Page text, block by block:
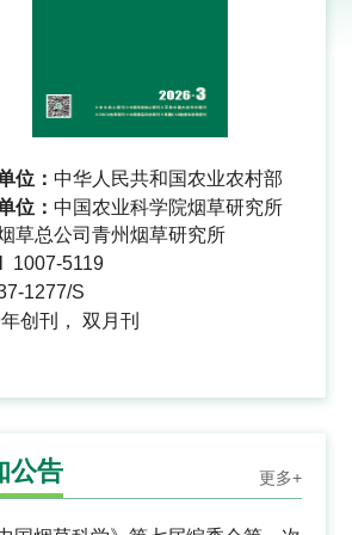
位： 中华人民共和国农业农村部
位： 中国农业科学院烟草研究所
草总公司青州烟草研究所
1007-5119
1277/S
创刊， 双月刊
公告 更多+